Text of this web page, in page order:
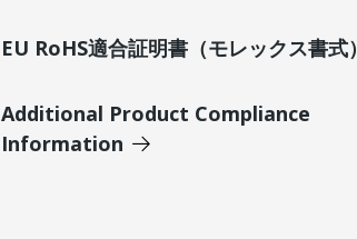
EU RoHS適合証明書（モレックス書式）
Additional Product Compliance
Information